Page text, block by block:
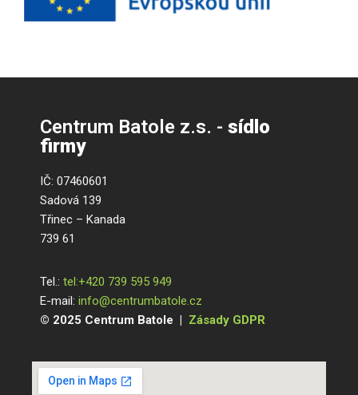
Centrum Batole z.s. - sídlo
firmy
IČ: 07460601
Sadová 139
Třinec – Kanada
739 61
Tel.: tel:+420 739 595 949
E-mail: info@centrumbatole.cz
© 2025 Centrum Batole | Zásady GDPR